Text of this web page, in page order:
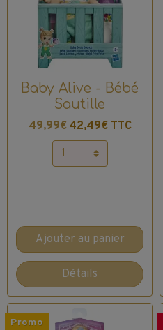
Baby Alive - Bébé
Sautille
49,99€ 42,49€ TTC
Ajouter au panier
Détails
Promo